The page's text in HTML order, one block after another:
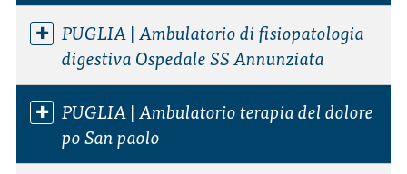
PUGLIA | Ambulatorio di fisiopatologia
digestiva Ospedale SS Annunziata
PUGLIA | Ambulatorio terapia del dolore
po San paolo